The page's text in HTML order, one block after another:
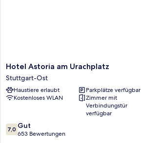
Hotel
Astoria
am
Urachplatz
Stuttgart-
Hotel Astoria am Urachplatz
Stuttgart-Ost
Haustiere erlaubt
Parkplätze verfügbar
Kostenloses WLAN
Zimmer mit
Verbindungstür
verfügbar
7.0
von
7,0 Gut
653 Bewertungen